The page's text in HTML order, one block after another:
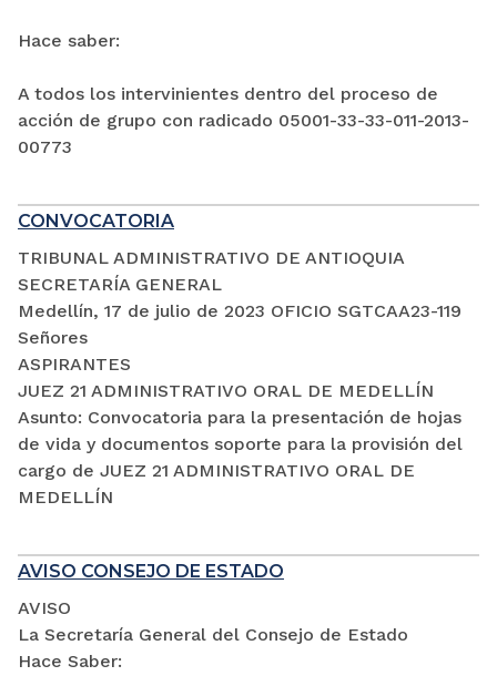
Hace saber:
A todos los intervinientes dentro del proceso de
acción de grupo con radicado 05001-33-33-011-2013-
00773
CONVOCATORIA
TRIBUNAL ADMINISTRATIVO DE ANTIOQUIA
SECRETARÍA GENERAL
Medellín, 17 de julio de 2023 OFICIO SGTCAA23-119
Señores
ASPIRANTES
JUEZ 21 ADMINISTRATIVO ORAL DE MEDELLÍN
Asunto: Convocatoria para la presentación de hojas
de vida y documentos soporte para la provisión del
cargo de JUEZ 21 ADMINISTRATIVO ORAL DE
MEDELLÍN
AVISO CONSEJO DE ESTADO
AVISO
La Secretaría General del Consejo de Estado
Hace Saber: